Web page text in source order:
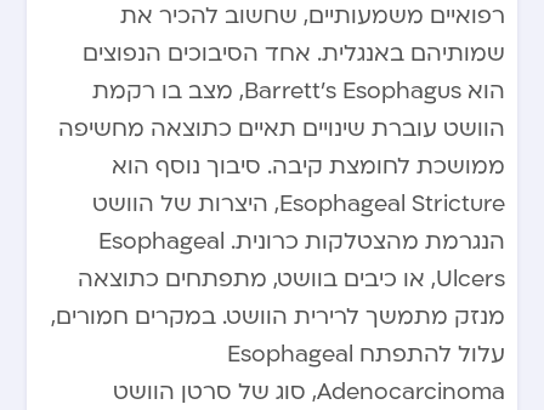
רפואיים משמעותיים, שחשוב להכיר את
שמותיהם באנגלית. אחד הסיבוכים הנפוצים
הוא Barrett’s Esophagus, מצב בו רקמת
הוושט עוברת שינויים תאיים כתוצאה מחשיפה
ממושכת לחומצת קיבה. סיבוך נוסף הוא
Esophageal Stricture, היצרות של הוושט
הנגרמת מהצטלקות כרונית. Esophageal
Ulcers, או כיבים בוושט, מתפתחים כתוצאה
מנזק מתמשך לרירית הוושט. במקרים חמורים,
עלול להתפתח Esophageal
Adenocarcinoma, סוג של סרטן הוושט